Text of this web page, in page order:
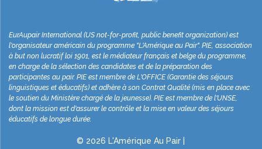
EurAupair International (US not-for-profit, public benefit organization) est
l'organisateur américain du programme "L'Amérique au Pair". PIE, association
à but non lucratif loi 1901, est le médiateur français et belge du programme,
en charge de la sélection des candidates et de la préparation des
participantes au pair. PIE est membre de L'OFFICE (Garantie des séjours
linguistiques et éducatifs) et adhère à son Contrat Qualité (mis en place avec
le soutien du Ministère chargé de la jeunesse). PIE est membre de l'UNSE,
dont la mission est d'assurer le contrôle et la mise en valeur des séjours
éducatifs de longue durée.
© 2026 L'Amérique Au Pair |